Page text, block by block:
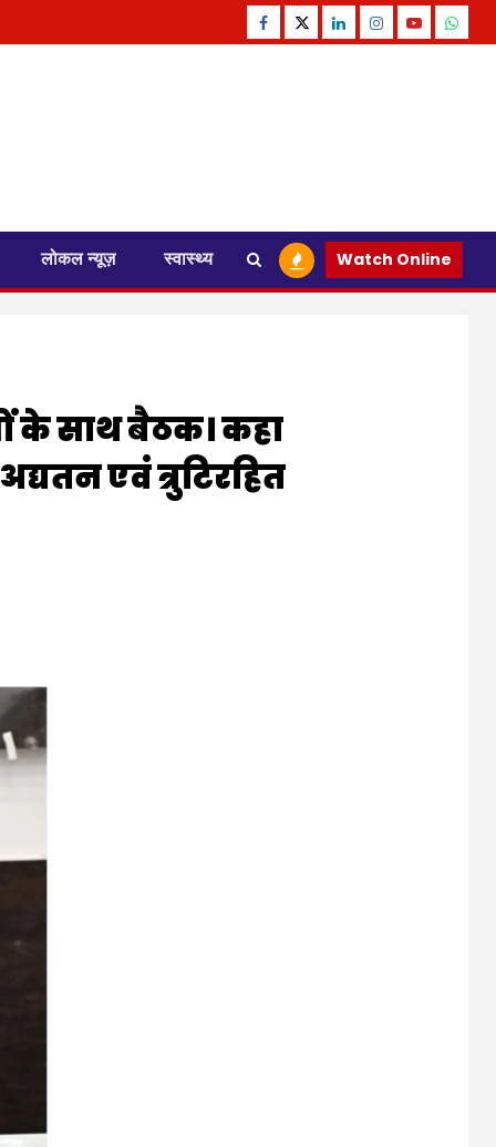
Facebook
TwitterLinkedinInstagram
Youtube
लोकल न्यूज़ स्वास्थ्य Watch Online
के साथ बैठक। कहा
एवं त्रुटिरहित